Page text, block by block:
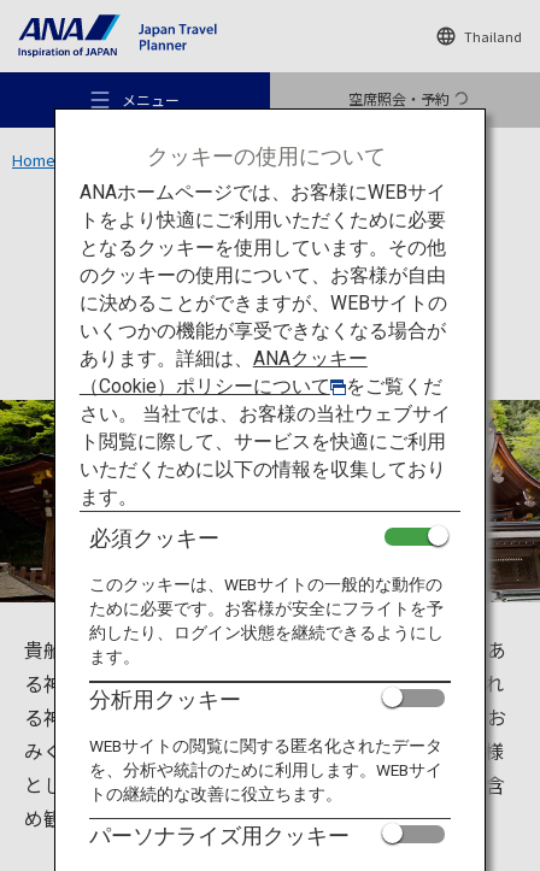
Thailand
メニュー 空席照会・予約
おすすめの旅
旅のアイデア
行き先
旅のお役立ち情報
ANA サービス
Home 関西エリア 貴船神社
文化 京都
貴船神社
貴船神社は京都府京都市左京区鞍馬貴船町にある歴史あ
る神社です。七夕時期のライトアップや水占いと呼ばれ
る神社にあるご神水に浮かべると文字が浮き出てくるお
みくじなど様々に楽しむことができます。縁結びの神様
としても有名でお守りや御朱印も人気が高く、周辺も含
め観光スポットとして親しまれています。
クッキーの使用について
ANAホームページでは、お客様にWEBサイ
トをより快適にご利用いただくために必要
となるクッキーを使用しています。その他
のクッキーの使用について、お客様が自由
に決めることができますが、WEBサイトの
いくつかの機能が享受できなくなる場合が
あります。詳細は、 ANAクッキー
（Cookie）ポリシーについて
をご覧くだ
さい。 当社では、お客様の当社ウェブサイ
ト閲覧に際して、サービスを快適にご利用
いただくために以下の情報を収集しており
ます。
必須クッキー
このクッキーは、WEBサイトの一般的な動作の
ために必要です。お客様が安全にフライトを予
約したり、ログイン状態を継続できるようにし
ます。
分析用クッキー
WEBサイトの閲覧に関する匿名化されたデータ
を、分析や統計のために利用します。WEBサイ
トの継続的な改善に役立ちます。
パーソナライズ用クッキー